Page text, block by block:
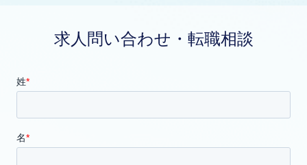
求人問い合わせ・転職相談